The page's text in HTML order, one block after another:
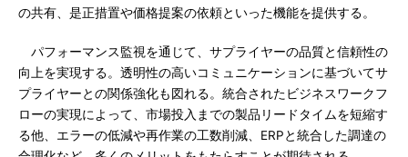
の共有、是正措置や価格提案の依頼といった機能を提供する。
パフォーマンス監視を通じて、サプライヤーの品質と信頼性の
向上を実現する。透明性の高いコミュニケーションに基づいてサ
プライヤーとの関係強化も図れる。統合されたビジネスワークフ
ローの実現によって、市場投入までの製品リードタイムを短縮す
る他、エラーの低減や再作業の工数削減、ERPと統合した調達の